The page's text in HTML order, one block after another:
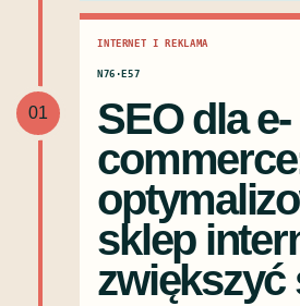
01
INTERNET I REKLAMA
N76·E57
SEO dla e-
sklep
zwiększyć